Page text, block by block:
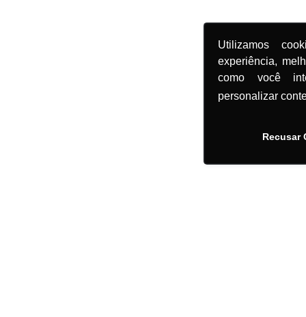
Utilizamos
experiência,
como você
personalizar
Recusar